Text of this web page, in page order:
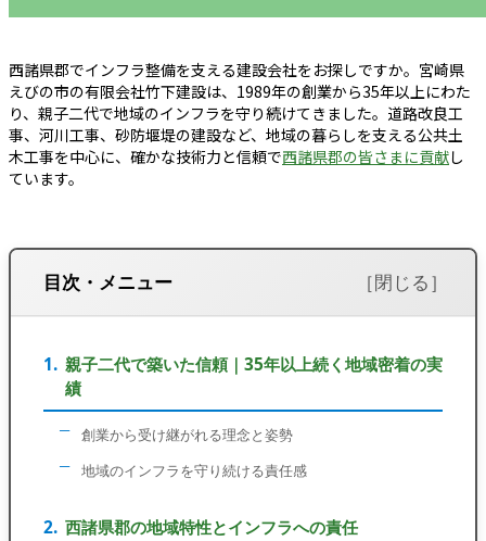
西諸県郡でインフラ整備を支える建設会社をお探しですか。宮崎県
えびの市の有限会社竹下建設は、1989年の創業から35年以上にわた
り、親子二代で地域のインフラを守り続けてきました。道路改良工
事、河川工事、砂防堰堤の建設など、地域の暮らしを支える公共土
木工事を中心に、確かな技術力と信頼で西諸県郡の皆さまに貢献し
ています。
目次・メニュー
親子二代で築いた信頼｜35年以上続く地域密着の実
績
創業から受け継がれる理念と姿勢
地域のインフラを守り続ける責任感
西諸県郡の地域特性とインフラへの責任